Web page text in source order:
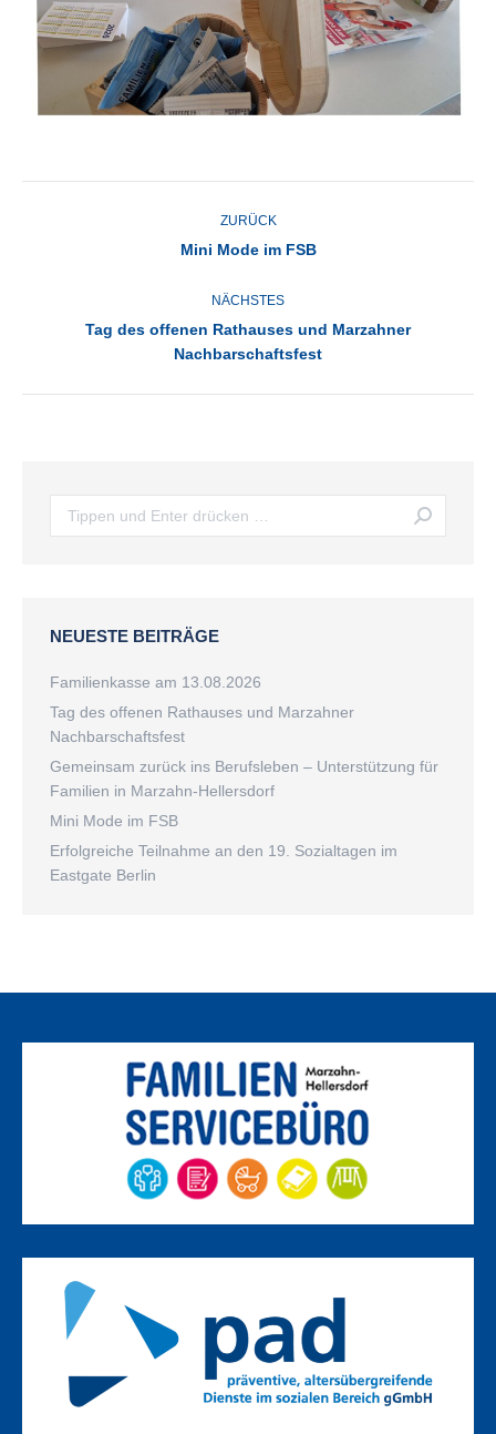
ZURÜCK
Vorheriger
Mini Mode im FSB
NÄCHSTES
Nächster
Beitrag:
Tag des offenen Rathauses und Marzahner
Nachbarschaftsfest
NEUESTE BEITRÄGE
Familienkasse am 13.08.2026
Tag des offenen Rathauses und Marzahner
Nachbarschaftsfest
Gemeinsam zurück ins Berufsleben – Unterstützung für
Familien in Marzahn-Hellersdorf
Mini Mode im FSB
Erfolgreiche Teilnahme an den 19. Sozialtagen im
Eastgate Berlin